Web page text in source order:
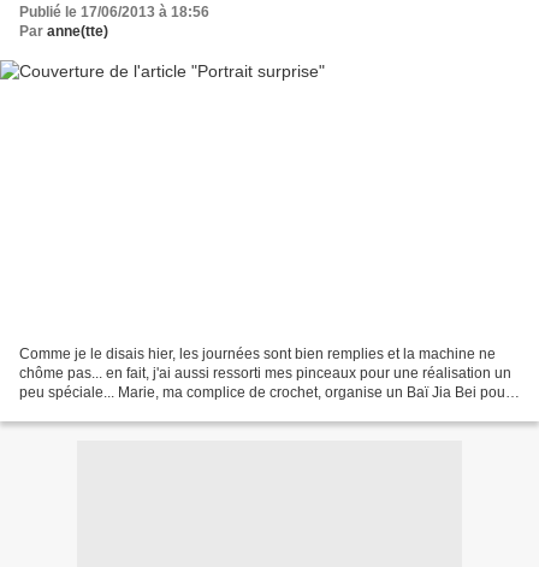
Publié le 17/06/2013 à 18:56
Par anne(tte)
Comme je le disais hier, les journées sont bien remplies et la machine ne
chôme pas... en fait, j'ai aussi ressorti mes pinceaux pour une réalisation un
peu spéciale... Marie, ma complice de crochet, organise un Baï Jia Bei pour